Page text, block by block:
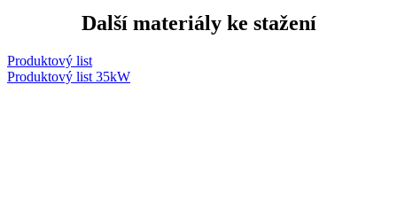
Další materiály ke stažení
Produktový list
Produktový list 35kW